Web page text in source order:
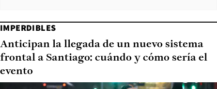
IMPERDIBLES
Anticipan la llegada de un nuevo sistema
frontal a Santiago: cuándo y cómo sería el
evento